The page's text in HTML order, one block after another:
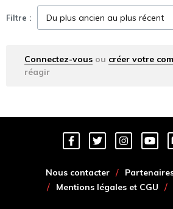
Filtre :
Connectez-vous ou créer votre
réagir
Nous contacter
Mentions légales et CGU